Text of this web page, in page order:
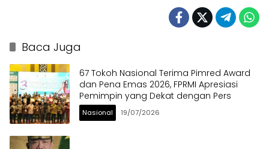
Baca Juga
67 Tokoh Nasional Terima Pimred Award
dan Pena Emas 2026, FPRMI Apresiasi
Pemimpin yang Dekat dengan Pers
Nasional 19/07/2026